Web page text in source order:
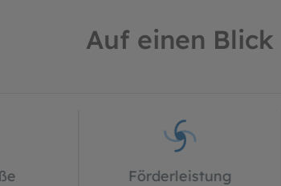
Auf einen Blick
Förderleistung